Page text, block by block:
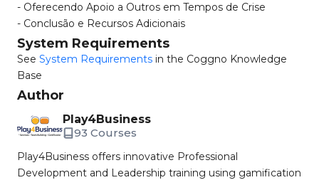
- Oferecendo Apoio a Outros em Tempos de Crise
- Conclusão e Recursos Adicionais
System Requirements
See System Requirements in the Coggno Knowledge
Base
Author
Play4Business
93 Courses
Play4Business offers innovative Professional
Development and Leadership training using gamification